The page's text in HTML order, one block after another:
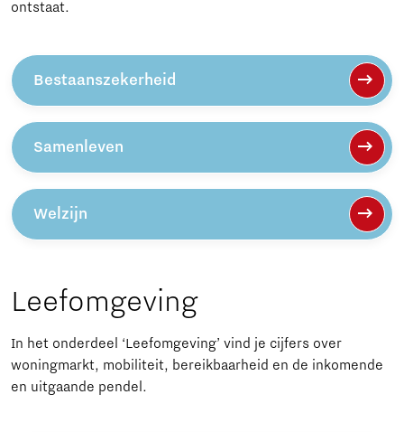
ontstaat.
Bestaanszekerheid
Samenleven
Welzijn
Leefomgeving
In het onderdeel ‘Leefomgeving’ vind je cijfers over
woningmarkt, mobiliteit, bereikbaarheid en de inkomende
en uitgaande pendel.